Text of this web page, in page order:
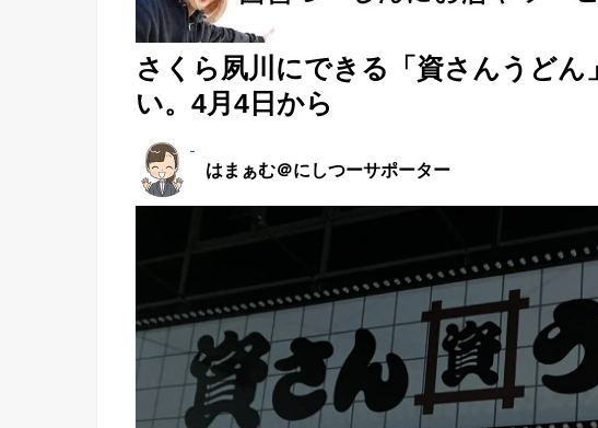
さくら夙川にできる「資さんうど
い。4月4日から
はまぁむ＠にしつーサポーター